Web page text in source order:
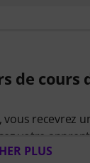
de
vous recevrez
votre
précisément
PLUS